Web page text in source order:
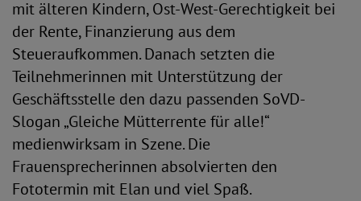
mit älteren Kindern, Ost-West-Gerechtigkeit bei
der Rente, Finanzierung aus dem
Steueraufkommen. Danach setzten die
Teilnehmerinnen mit Unterstützung der
Geschäftsstelle den dazu passenden SoVD-
Slogan „Gleiche Mütterrente für alle!“
medienwirksam in Szene. Die
Frauensprecherinnen absolvierten den
Fototermin mit Elan und viel Spaß.